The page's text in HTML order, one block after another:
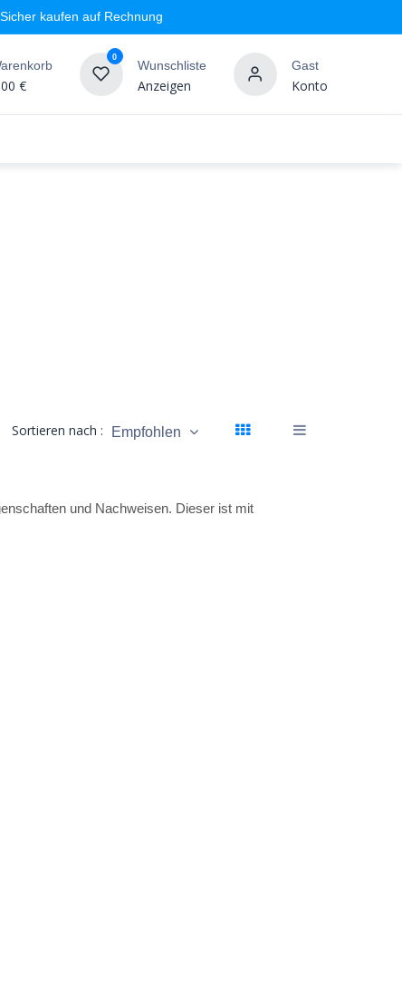
Sicher kaufen auf Rechnung
€
0
Wunschliste
Anzeigen
Gast
Konto
Sortieren nach : Empfohlen
und Nachweisen. Dieser ist mit